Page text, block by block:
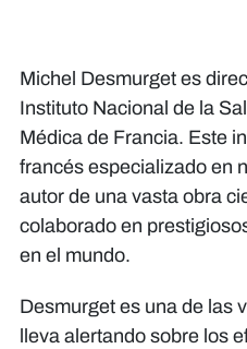
Michel Desmurget es
Instituto Nacional de la
Médica de Francia. Este
francés especializado en
autor de una vasta obra
colaborado en
en el mundo.
Desmurget es una de las
lleva alertando sobre los